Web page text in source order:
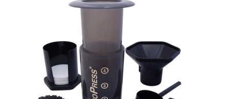
AJOUTER AU PANIER